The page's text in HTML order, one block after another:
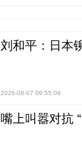
刘和平：日本
2026-08-07 09:55:09
嘴上叫嚣对抗